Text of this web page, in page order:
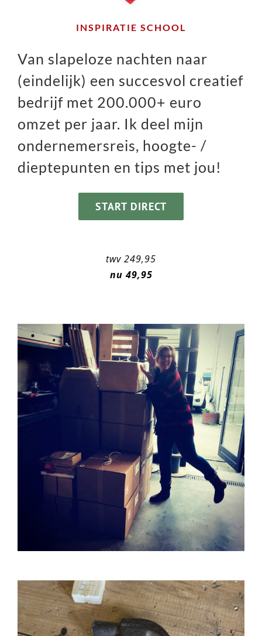
INSPIRATIE SCHOOL
Van slapeloze nachten naar
(eindelijk) een succesvol creatief
bedrijf met 200.000+ euro
omzet per jaar. Ik deel mijn
ondernemersreis, hoogte- /
dieptepunten en tips met jou!
START DIRECT
twv 249,95
nu 49,95